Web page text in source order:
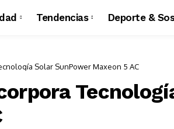
Tendencias Deporte &
Solar SunPower Maxeon 5 AC